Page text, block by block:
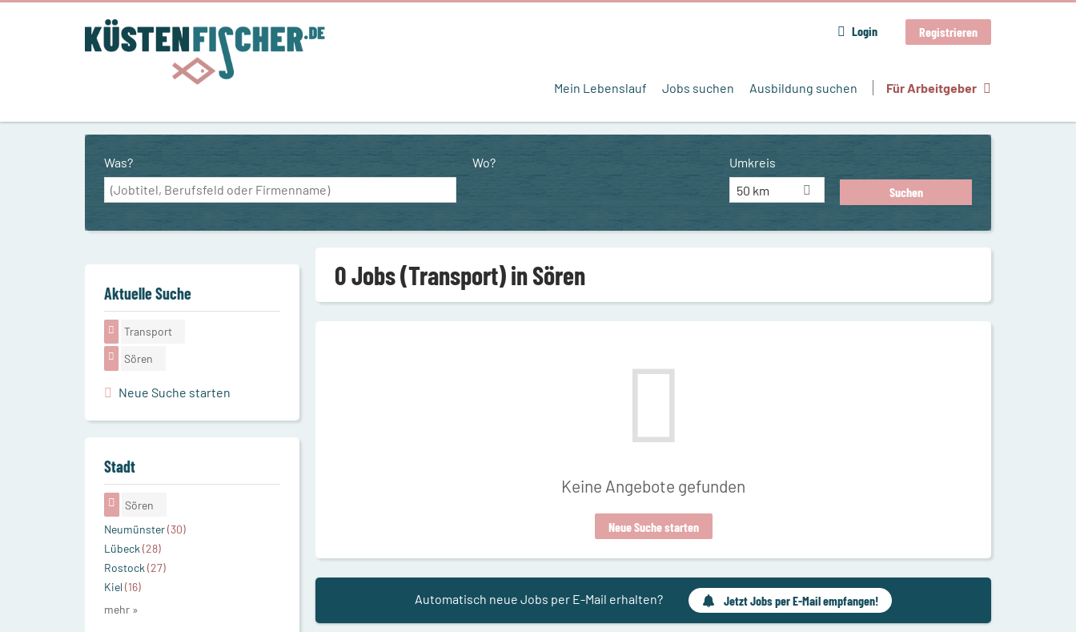
Login Registrieren
Mein Lebenslauf Jobs suchen Ausbildung suchen Für Arbeitgeber
Was? Wo?
Umkreis
50 km
0 Jobs (Transport) in Sören
Keine Angebote gefunden
Neue Suche starten
Automatisch neue Jobs per E-Mail erhalten? Jetzt Jobs per E-Mail empfangen!
Aktuelle Suche
Transport
Sören
Neue Suche starten
Stadt
Sören
Neumünster(30)
Lübeck(28)
Rostock(27)
Kiel(16)
mehr »